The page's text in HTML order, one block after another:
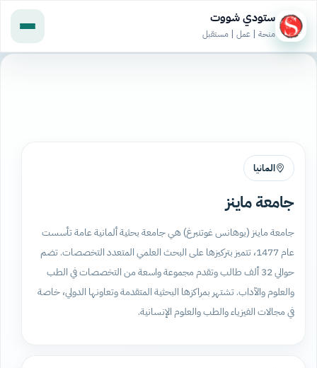
ستودي شووت
منحة | عمل | مستقبل
المانيا
جامعة ماينز
جامعة ماينز (يوهانس غوتنبرغ) هي جامعة بحثية ألمانية عامة تأسست
عام 1477، تتميز بتركيزها على البحث العلمي المتعدد التخصصات. تضم
حوالي 32 ألف طالب وتقدم مجموعة واسعة من التخصصات في الطب
والعلوم والآداب. تشتهر بمراكزها البحثية المتقدمة وتعاونها الدولي، خاصة
في مجالات الفيزياء والطب والعلوم الإنسانية.